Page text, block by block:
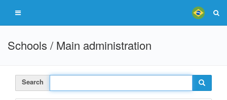
Schools / Main administration
Search